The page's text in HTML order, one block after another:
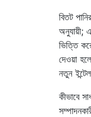
বিতট
অনুযায়ী;
ভিত্তি
দেওয়া
নতুন
কীভাবে